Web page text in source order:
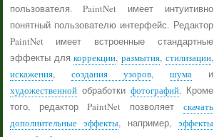
пользователя. PaintNet имеет интуитивно
понятный пользователю интерфейс. Редактор
PaintNet имеет встроенные стандартные
эффекты длякоррекции, размытия, стилизации,
искажения, создания узоров, шумаи
художественнойобработки фотографий. Кроме
того, редактор PaintNet позволяет скачать
дополнительные эффекты, например, эффекты